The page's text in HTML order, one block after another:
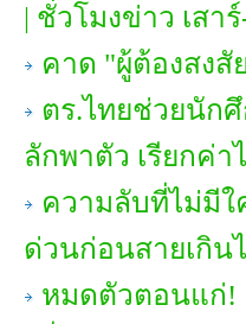
| ชั่วโมงข่าว เสา
คาด "ผู้ต้องสงสั
ตร.ไทยช่วยนัก
ลักพาตัว เรียกค่า
ความลับที่ไม่มีใ
ด่วนก่อนสายเกิน
หมดตัวตอนแก่!